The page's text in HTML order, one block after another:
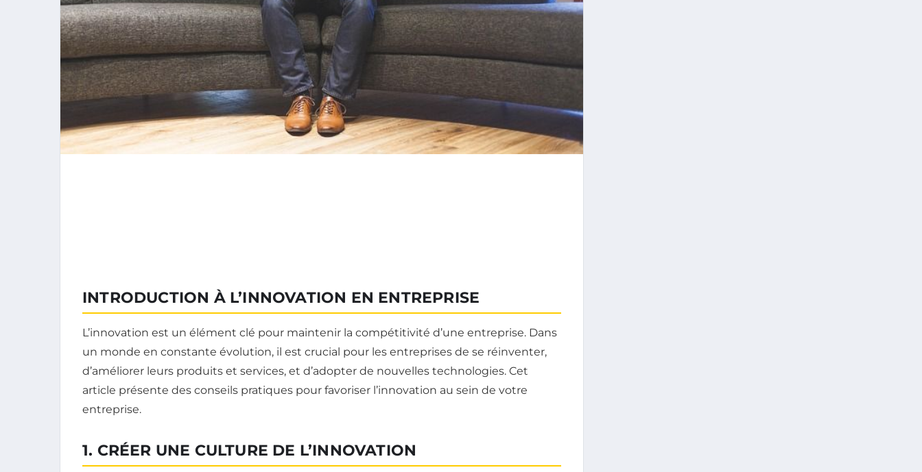
INTRODUCTION À L’INNOVATION EN ENTREPRISE
L’innovation est un élément clé pour maintenir la compétitivité d’une entreprise. Dans
un monde en constante évolution, il est crucial pour les entreprises de se réinventer,
d’améliorer leurs produits et services, et d’adopter de nouvelles technologies. Cet
article présente des conseils pratiques pour favoriser l’innovation au sein de votre
entreprise.
1. CRÉER UNE CULTURE DE L’INNOVATION